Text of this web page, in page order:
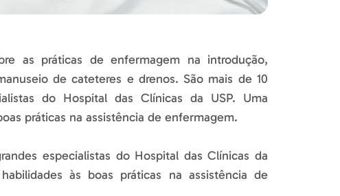
as práticas de enfermagem na introdução,
de cateteres e drenos. São mais de 10
do Hospital das Clínicas da USP. Uma
práticas na assistência de enfermagem.
especialistas do Hospital das Clínicas da
às boas práticas na assistência de